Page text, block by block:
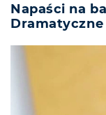
Napaści na